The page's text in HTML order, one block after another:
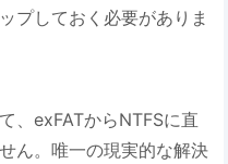
プしておく必要がありま
、exFATからNTFSに直
ん。唯一の現実的な解決